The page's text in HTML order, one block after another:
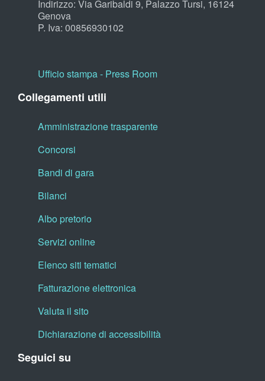
Indirizzo: Via Garibaldi 9, Palazzo Tursi, 16124
Genova
P. Iva: 00856930102
Ufficio stampa - Press Room
Collegamenti utili
Amministrazione trasparente
Concorsi
Bandi di gara
Bilanci
Albo pretorio
Servizi online
Elenco siti tematici
Fatturazione elettronica
Valuta il sito
Dichiarazione di accessibilità
Seguici su